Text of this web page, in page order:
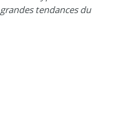
tendances du